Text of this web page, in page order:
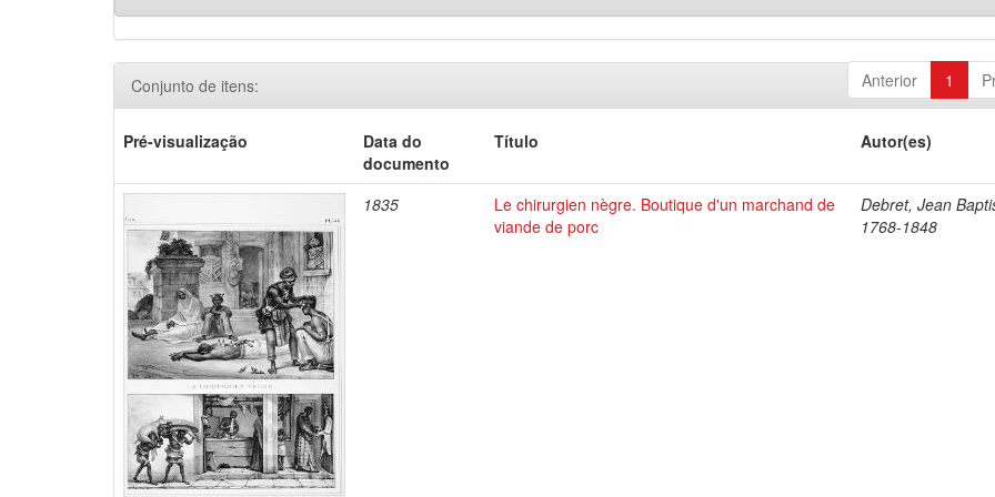
Anterior 1
Conjunto de itens:
Pré-visualização
Data do
documento
Título Autor(es)
1835
Le chirurgien nègre. Boutique d'un marchand de
viande de porc
Debret, Jean
1768-1848